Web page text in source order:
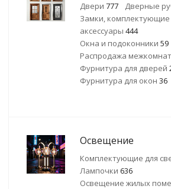
Двери 777 Дверные
Замки, комплектующие
аксессуары 444
Окна и подоконники 59
Распродажа
Фурнитура для дверей
Фурнитура для окон 36
Освещение
Комплектующие для
Лампочки 636
Освещение жилых